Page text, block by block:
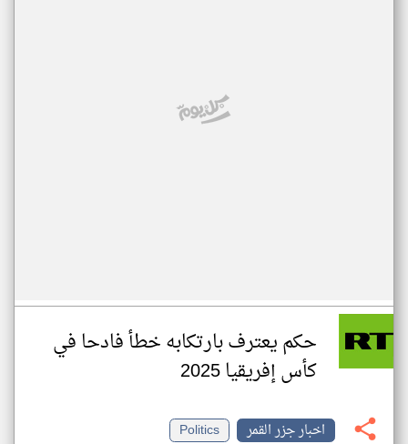
حكم يعترف بارتكابه خطأ فادحا في
كأس إفريقيا 2025
اخبار جزر القمر
Politics